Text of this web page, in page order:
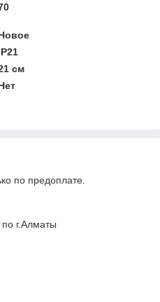
см
по предоплате.
по г.Алматы